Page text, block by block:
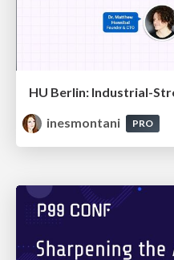
inesmontani
PRO